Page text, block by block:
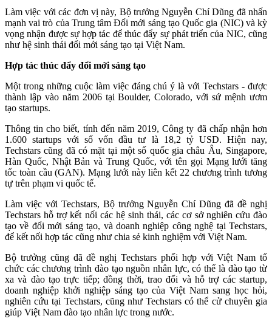
Làm việc với các đơn vị này, Bộ trưởng Nguyễn Chí Dũng đã nhấn
mạnh vai trò của Trung tâm Đổi mới sáng tạo Quốc gia (NIC) và kỳ
vọng nhận được sự hợp tác để thúc đẩy sự phát triển của NIC, cũng
như hệ sinh thái đổi mới sáng tạo tại Việt Nam.
Hợp tác thúc đẩy đổi mới sáng tạo
Một trong những cuộc làm việc đáng chú ý là với Techstars - được
thành lập vào năm 2006 tại Boulder, Colorado, với sứ mệnh ươm
tạo startups.
Thông tin cho biết, tính đến năm 2019, Công ty đã chấp nhận hơn
1.600 startups với số vốn đầu tư là 18,2 tỷ USD. Hiện nay,
Techstars cũng đã có mặt tại một số quốc gia châu Âu, Singapore,
Hàn Quốc, Nhật Bản và Trung Quốc, với tên gọi Mạng lưới tăng
tốc toàn cầu (GAN). Mạng lưới này liên kết 22 chương trình tương
tự trên phạm vi quốc tế.
Làm việc với Techstars, Bộ trưởng Nguyễn Chí Dũng đã đề nghị
Techstars hỗ trợ kết nối các hệ sinh thái, các cơ sở nghiên cứu đào
tạo về đổi mới sáng tạo, và doanh nghiệp công nghệ tại Techstars,
để kết nối hợp tác cũng như chia sẻ kinh nghiệm với Việt Nam.
Bộ trưởng cũng đã đề nghị Techstars phối hợp với Việt Nam tổ
chức các chương trình đào tạo nguồn nhân lực, có thể là đào tạo từ
xa và đào tạo trực tiếp; đồng thời, trao đổi và hỗ trợ các startup,
doanh nghiệp khởi nghiệp sáng tạo của Việt Nam sang học hỏi,
nghiên cứu tại Techstars, cũng như Techstars có thể cử chuyên gia
giúp Việt Nam đào tạo nhân lực trong nước.